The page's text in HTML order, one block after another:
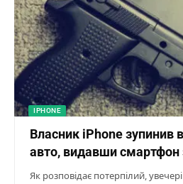
IPHONE
Власник iPhone зупинив
авто, видавши смартфон
Як розповідає потерпілий,